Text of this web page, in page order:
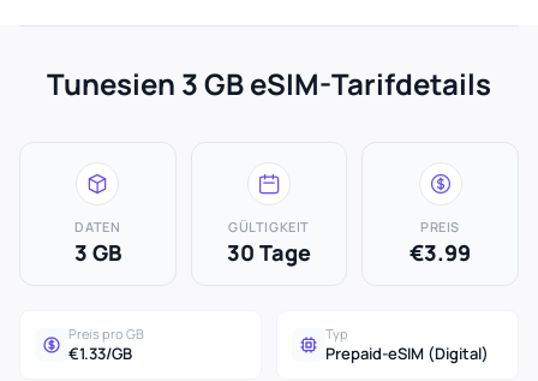
Tunesien 3 GB eSIM-Tarifdetails
DATEN
3 GB
GÜLTIGKEIT
30 Tage
PREIS
€3.99
Preis pro GB
€1.33/GB
Typ
Prepaid-eSIM (Digital)